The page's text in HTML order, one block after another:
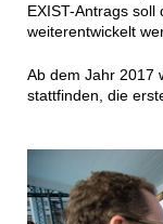
EXIST-Antrags
weiterentwickelt
Ab dem Jahr 2017
stattfinden, die